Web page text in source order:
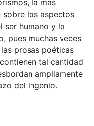
la más
los aspectos
ser humano y lo
pues muchas veces
prosas poéticas
tal cantidad
ampliamente
del ingenio.